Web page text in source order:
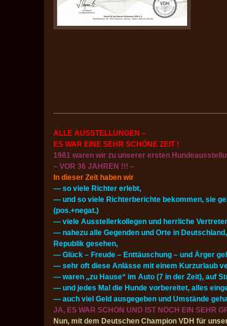
ALLE AUSSTELLUNGEN –
ES WAR EINE SEHR SCHÖNE ZEIT !
1981 waren wir zu unserer ersten
– VOR 36 JAHREN !!! –
In dieser Zeit haben wir
— so viele Richter erlebt,
— und so viele Richterberichte bekommen, sie
(pos.+negat.)
— viele Ausstellerkollegen und herrliche
— nahezu alle Gegenden und Orte in
Republik gesehen,
— Glück – Freude – Enttäuschung – und Ärger
— sehr oft diese Anlässe mit einem Kurzurlaub
— waren „zu Hause“ im Auto (7 in der Zeit), auf
— und jedes Mal die Hunde vorbereitet, alles
— auch viel Geld ausgegeben und Umstände
JA, ES WAR SCHON UND IST NOCH EIN SEHR
Nun, mit dem Deutschen Champion VDH für